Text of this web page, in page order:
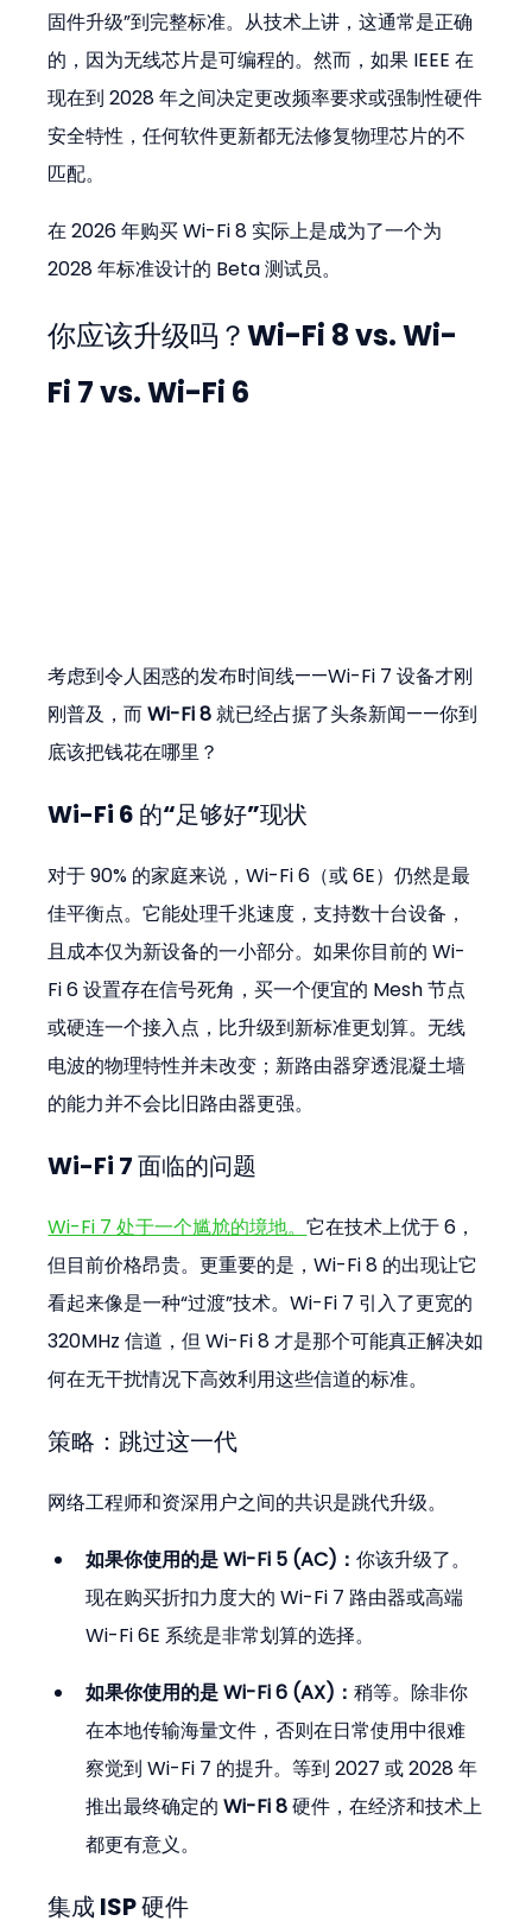
固件升级”到完整标准。从技术上讲，这通常是正确
的，因为无线芯片是可编程的。然而，如果 IEEE 在
现在到 2028 年之间决定更改频率要求或强制性硬件
安全特性，任何软件更新都无法修复物理芯片的不
匹配。
在 2026 年购买 Wi-Fi 8 实际上是成为了一个为
2028 年标准设计的 Beta 测试员。
你应该升级吗？Wi-Fi 8 vs. Wi-
Fi 7 vs. Wi-Fi 6
考虑到令人困惑的发布时间线——Wi-Fi 7 设备才刚
刚普及，而 Wi-Fi 8 就已经占据了头条新闻——你到
底该把钱花在哪里？
Wi-Fi 6 的“足够好”现状
对于 90% 的家庭来说，Wi-Fi 6（或 6E）仍然是最
佳平衡点。它能处理千兆速度，支持数十台设备，
且成本仅为新设备的一小部分。如果你目前的 Wi-
Fi 6 设置存在信号死角，买一个便宜的 Mesh 节点
或硬连一个接入点，比升级到新标准更划算。无线
电波的物理特性并未改变；新路由器穿透混凝土墙
的能力并不会比旧路由器更强。
Wi-Fi 7 面临的问题
Wi-Fi 7 处于一个尴尬的境地。它在技术上优于 6，
但目前价格昂贵。更重要的是，Wi-Fi 8 的出现让它
看起来像是一种“过渡”技术。Wi-Fi 7 引入了更宽的
320MHz 信道，但 Wi-Fi 8 才是那个可能真正解决如
何在无干扰情况下高效利用这些信道的标准。
策略：跳过这一代
网络工程师和资深用户之间的共识是跳代升级。
如果你使用的是 Wi-Fi 5 (AC)：你该升级了。
现在购买折扣力度大的 Wi-Fi 7 路由器或高端
Wi-Fi 6E 系统是非常划算的选择。
如果你使用的是 Wi-Fi 6 (AX)：稍等。除非你
在本地传输海量文件，否则在日常使用中很难
察觉到 Wi-Fi 7 的提升。等到 2027 或 2028 年
推出最终确定的 Wi-Fi 8 硬件，在经济和技术上
都更有意义。
集成 ISP 硬件